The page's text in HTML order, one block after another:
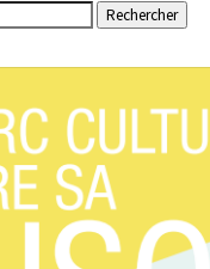
Rechercher